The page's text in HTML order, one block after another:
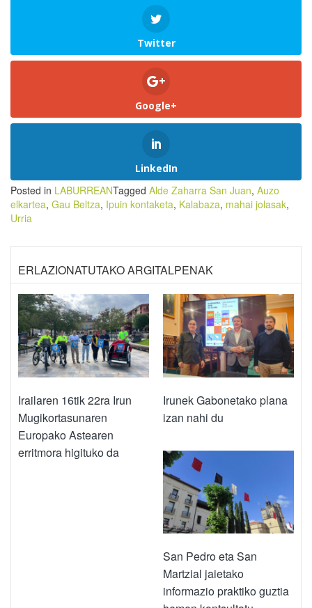
Twitter
Google+
LinkedIn
Posted in LABURREANTagged Alde Zaharra San Juan, Auzo
elkartea, Gau Beltza, Ipuin kontaketa, Kalabaza, mahai jolasak,
Urria
ERLAZIONATUTAKO ARGITALPENAK
Irailaren 16tik 22ra Irun
Mugikortasunaren
Europako Astearen
erritmora higituko da
Irunek Gabonetako plana
izan nahi du
San Pedro eta San
Martzial jaietako
informazio praktiko guztia